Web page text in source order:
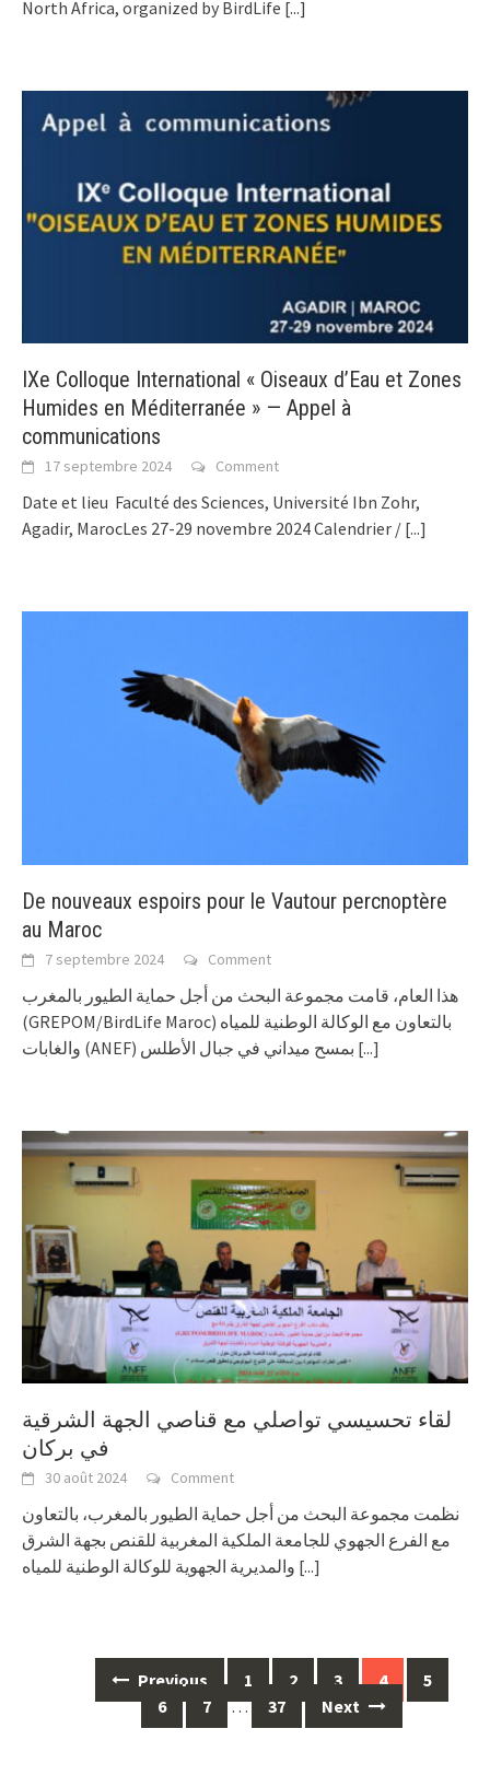
North Africa, organized by BirdLife [...]
IXe Colloque International « Oiseaux d’Eau et Zones
Humides en Méditerranée » — Appel à
communications
17 septembre 2024 Comment
Date et lieu Faculté des Sciences, Université Ibn Zohr,
Agadir, MarocLes 27-29 novembre 2024 Calendrier / [...]
De nouveaux espoirs pour le Vautour percnoptère
au Maroc
7 septembre 2024 Comment
هذا العام، قامت مجموعة البحث من أجل حماية الطيور بالمغرب
(GREPOM/BirdLife Maroc) بالتعاون مع الوكالة الوطنية للمياه
[...]
لقاء تحسيسي تواصلي مع قناصي الجهة الشرقية
30 août 2024 Comment
نظمت مجموعة البحث من أجل حماية الطيور بالمغرب، بالتعاون
مع الفرع الجهوي للجامعة الملكية المغربية للقنص بجهة الشرق
[...]
navigation
Previous 1 2 3 4
5
6
7 … 37 Next